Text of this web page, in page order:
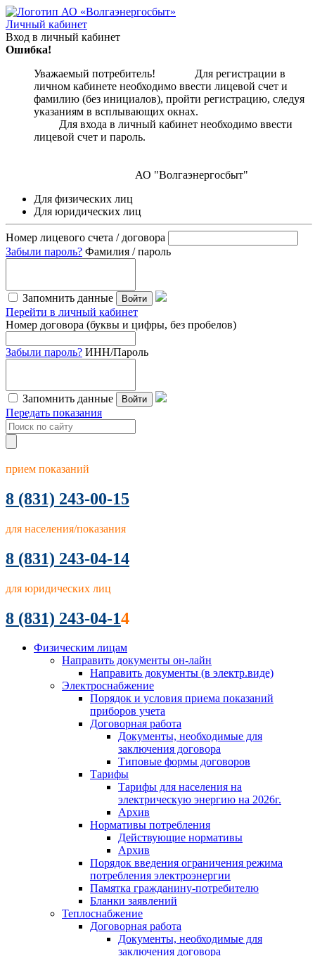
Личный кабинет
Вход в личный кабинет
Ошибка!
Уважаемый потребитель! Для регистрации в
личном кабинете необходимо ввести лицевой счет и
фамилию (без инициалов), пройти регистрацию, следуя
указаниям в всплывающих окнах.
Для входа в личный кабинет необходимо ввести
лицевой счет и пароль.
АО "Волгаэнергосбыт"
Для физических лиц
Для юридических лиц
Номер лицевого счета / договора
Забыли пароль? Фамилия / пароль
Запомнить данные Войти
Перейти в личный кабинет
Номер договора (буквы и цифры, без пробелов)
Забыли пароль? ИНН/Пароль
Запомнить данные Войти
Передать показания
прием показаний
8 (831) 243-00-15
для населения/показания
8 (831) 243-04-14
для юридических лиц
8 (831) 243-04-14
Физическим лицам
Направить документы он-лайн
Направить документы (в электр.виде)
Электроснабжение
Порядок и условия приема показаний
приборов учета
Договорная работа
Документы, необходимые для
заключения договора
Типовые формы договоров
Тарифы
Тарифы для населения на
электрическую энергию на 2026г.
Архив
Нормативы потребления
Действующие нормативы
Архив
Порядок введения ограничения режима
потребления электроэнергии
Памятка гражданину-потребителю
Бланки заявлений
Теплоснабжение
Договорная работа
Документы, необходимые для
заключения договора